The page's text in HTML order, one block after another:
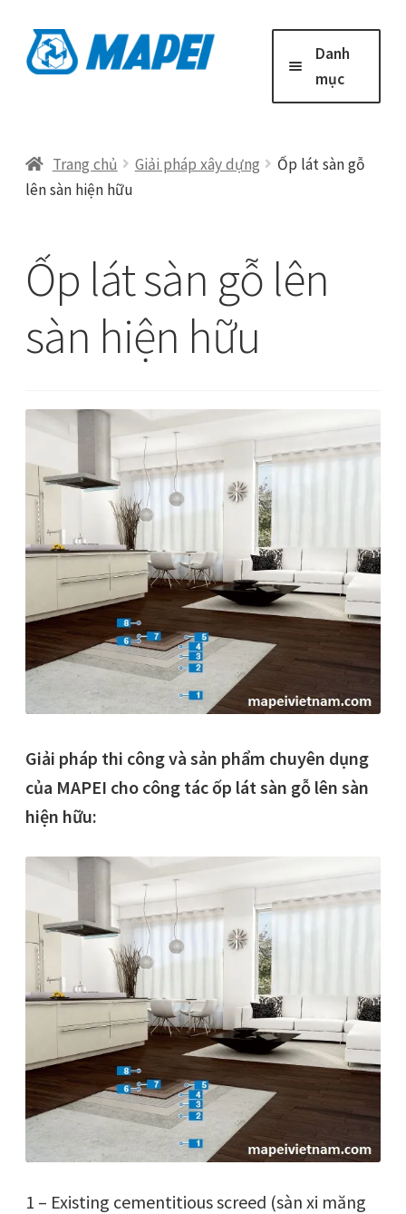
Đi
đến
Chuyển
đến
Danh
mục
Giải Pháp Xây Dựng
Công Trình Tiêu Biểu
Tin mới
Trang chủ Giải pháp xây dựng
Ốp lát sàn gỗ
lên sàn hiện hữu
Ốp lát sàn gỗ lên
sàn hiện hữu
Giải pháp thi công và sản phẩm chuyên dụng
của MAPEI cho công tác ốp lát sàn gỗ lên sàn
hiện hữu:
1 – Existing cementitious screed (sàn xi măng